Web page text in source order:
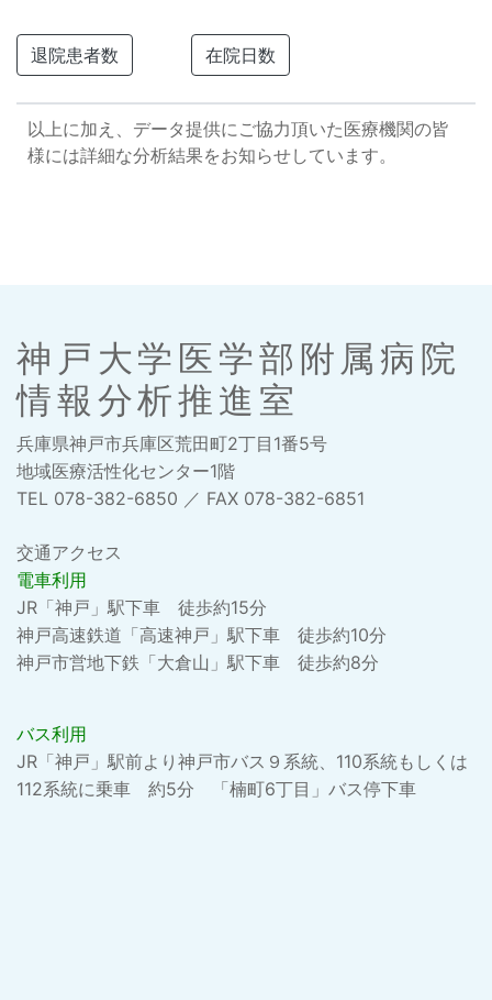
退院患者数 在院日数
以上に加え、データ提供にご協力頂いた医療機関の皆
様には詳細な分析結果をお知らせしています。
神戸大学医学部附属病院
情報分析推進室
兵庫県神戸市兵庫区荒田町2丁目1番5号
地域医療活性化センター1階
TEL 078-382-6850 ／ FAX 078-382-6851
交通アクセス
電車利用
JR「神戸」駅下車 徒歩約15分
神戸高速鉄道「高速神戸」駅下車 徒歩約10分
神戸市営地下鉄「大倉山」駅下車 徒歩約8分
バス利用
JR「神戸」駅前より神戸市バス９系統、110系統もしくは
112系統に乗車 約5分 「楠町6丁目」バス停下車